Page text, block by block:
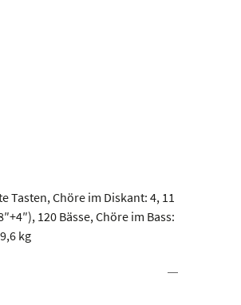
Tasten, Chöre im Diskant: 4, 11
120 Bässe, Chöre im Bass:
kg